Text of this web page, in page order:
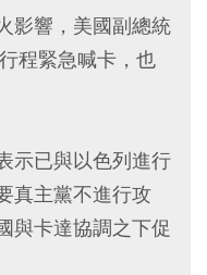
影響，美國副總統
程緊急喊卡，也
示已與以色列進行
真主黨不進行攻
與卡達協調之下促